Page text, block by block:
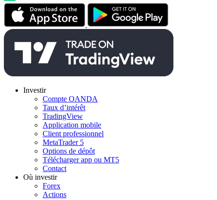
Investir
Compte OANDA
Taux d’intérêt
TradingView
Application mobile
Client professionnel
MetaTrader 5
Options de dépôt
Télécharger app ou MT5
Contact
Où investir
Forex
Actions